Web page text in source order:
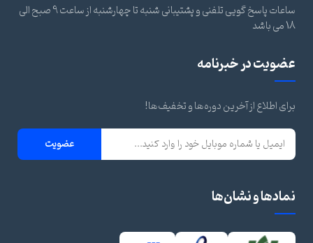
ساعات پاسخ گویی تلفنی و پشتیبانی شنبه تا چهارشنبه از ساعت 9 صبح الی
18 می باشد
عضویت در خبرنامه
برای اطلاع از آخرین دوره‌ها و تخفیف‌ها!
عضویت
نمادها و نشان‌ها